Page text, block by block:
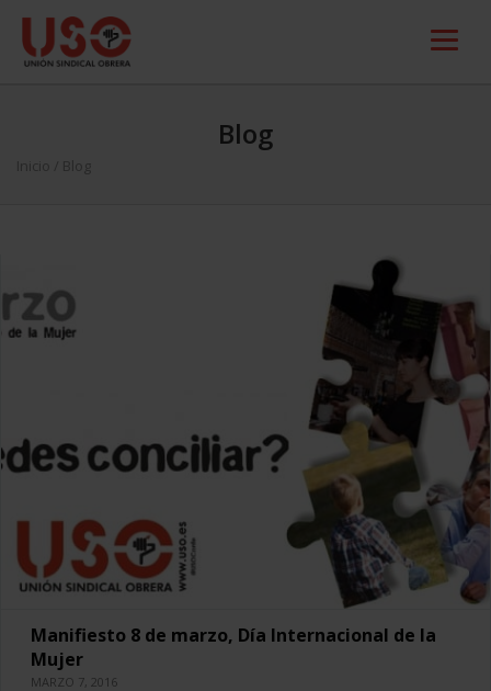
Blog
Inicio / Blog
Manifiesto 8 de marzo, Día Internacional de la
Mujer
MARZO 7, 2016